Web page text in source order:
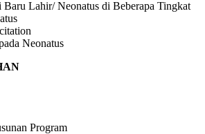
Lahir/ Neonatus di Beberapa Tingkat
Neonatus
Program